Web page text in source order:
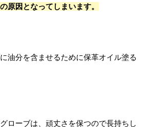
原因となってしまいます。
油分を含ませるために保革オイル塗る
ローブは、頑丈さを保つので長持ちし